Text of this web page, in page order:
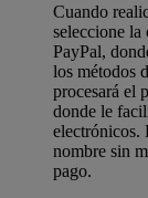
Cuando
seleccione la
PayPal,
los métodos
procesará el
donde le
electrónicos.
nombre sin
pago.